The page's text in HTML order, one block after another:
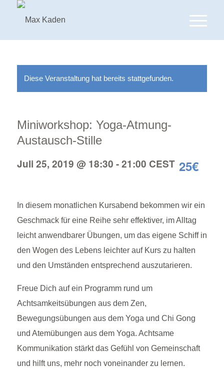
Diese Veranstaltung hat bereits stattgefunden.
Miniworkshop: Yoga-Atmung-
Austausch-Stille
Juli 25, 2019 @ 18:30 -21:00 CEST 25€
In diesem monatlichen Kursabend bekommen wir ein
Geschmack für eine Reihe sehr effektiver, im Alltag
leicht anwendbarer Übungen, um das eigene Schiff in
den Wogen des Lebens leichter auf Kurs zu halten
und den Umständen entsprechend auszutarieren.
Freue Dich auf ein Programm rund um
Achtsamkeitsübungen aus dem Zen,
Bewegungsübungen aus dem Yoga und Chi Gong
und Atemübungen aus dem Yoga. Achtsame
Kommunikation stärkt das Gefühl von Gemeinschaft
und hilft uns, mehr noch voneinander zu lernen.